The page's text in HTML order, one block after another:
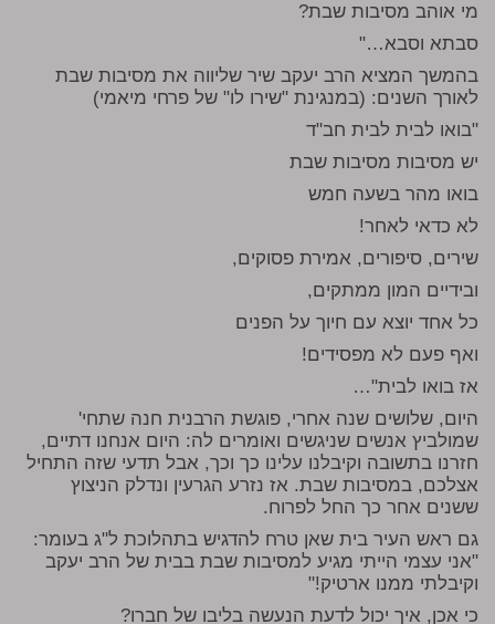
מי אוהב מסיבות שבת?
סבתא וסבא…"
בהמשך המציא הרב יעקב שיר שליווה את מסיבות שבת
לאורך השנים: (במנגינת "שירו לו" של פרחי מיאמי)
"בואו לבית לבית חב"ד
יש מסיבות מסיבות שבת
בואו מהר בשעה חמש
לא כדאי לאחר!
שירים, סיפורים, אמירת פסוקים,
ובידיים המון ממתקים,
כל אחד יוצא עם חיוך על הפנים
ואף פעם לא מפסידים!
אז בואו לבית"…
היום, שלושים שנה אחרי, פוגשת הרבנית חנה שתחי'
שמולביץ אנשים שניגשים ואומרים לה: היום אנחנו דתיים,
חזרנו בתשובה וקיבלנו עלינו כך וכך, אבל תדעי שזה התחיל
אצלכם, במסיבות שבת. אז נזרע הגרעין ונדלק הניצוץ
ששנים אחר כך החל לפרוח.
גם ראש העיר בית שאן טרח להדגיש בתהלוכת ל"ג בעומר:
"אני עצמי הייתי מגיע למסיבות שבת בבית של הרב יעקב
וקיבלתי ממנו ארטיק!"
כי אכן, איך יכול לדעת הנעשה בליבו של חברו?